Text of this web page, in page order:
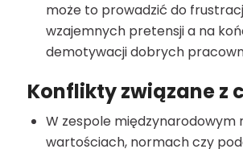
może to prowadzić do
wzajemnych pretensji a na
demotywacji dobrych
Konflikty związane z
W zespole międzynarodowym
wartościach, normach czy